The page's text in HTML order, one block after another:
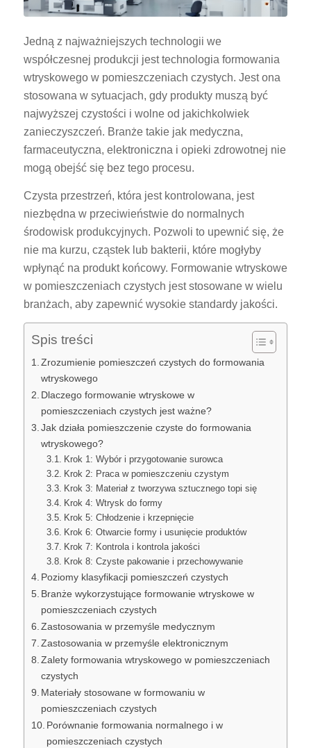
Jedną z najważniejszych technologii we
współczesnej produkcji jest technologia formowania
wtryskowego w pomieszczeniach czystych. Jest ona
stosowana w sytuacjach, gdy produkty muszą być
najwyższej czystości i wolne od jakichkolwiek
zanieczyszczeń. Branże takie jak medyczna,
farmaceutyczna, elektroniczna i opieki zdrowotnej nie
mogą obejść się bez tego procesu.
Czysta przestrzeń, która jest kontrolowana, jest
niezbędna w przeciwieństwie do normalnych
środowisk produkcyjnych. Pozwoli to upewnić się, że
nie ma kurzu, cząstek lub bakterii, które mogłyby
wpłynąć na produkt końcowy. Formowanie wtryskowe
w pomieszczeniach czystych jest stosowane w wielu
branżach, aby zapewnić wysokie standardy jakości.
Spis treści
Zrozumienie pomieszczeń czystych do formowania
wtryskowego
Dlaczego formowanie wtryskowe w
pomieszczeniach czystych jest ważne?
Jak działa pomieszczenie czyste do formowania
wtryskowego?
Krok 1: Wybór i przygotowanie surowca
Krok 2: Praca w pomieszczeniu czystym
Krok 3: Materiał z tworzywa sztucznego topi się
Krok 4: Wtrysk do formy
Krok 5: Chłodzenie i krzepnięcie
Krok 6: Otwarcie formy i usunięcie produktów
Krok 7: Kontrola i kontrola jakości
Krok 8: Czyste pakowanie i przechowywanie
Poziomy klasyfikacji pomieszczeń czystych
Branże wykorzystujące formowanie wtryskowe w
pomieszczeniach czystych
Zastosowania w przemyśle medycznym
Zastosowania w przemyśle elektronicznym
Zalety formowania wtryskowego w pomieszczeniach
czystych
Materiały stosowane w formowaniu w
pomieszczeniach czystych
Porównanie formowania normalnego i w
pomieszczeniach czystych